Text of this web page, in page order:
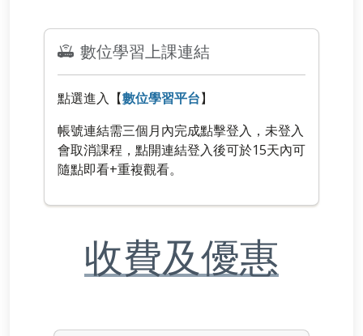
數位學習上課連結
點選進入【數位學習平台】
帳號連結需三個月內完成點擊登入，未登入
會取消課程，點開連結登入後可於15天內可
隨點即看+重複觀看。
收費及優惠